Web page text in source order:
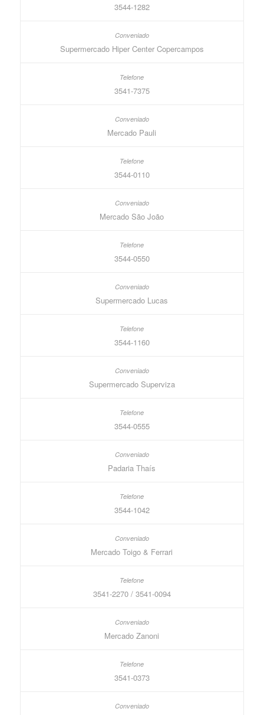
3544-1282
Supermercado Hiper Center Copercampos
3541-7375
Mercado Pauli
3544-0110
Mercado São João
3544-0550
Supermercado Lucas
3544-1160
Supermercado Superviza
3544-0555
Padaria Thaís
3544-1042
Mercado Toigo & Ferrari
3541-2270 / 3541-0094
Mercado Zanoni
3541-0373